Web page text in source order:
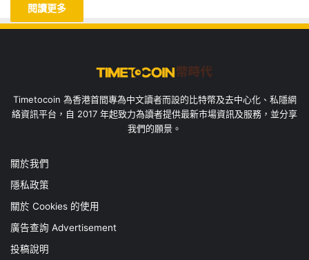
閱讀更多
Timetocoin 為香港首間專為中文讀者而設的比特幣及去中心化、私隱網
絡資訊平台，自 2017 年起致力為讀者提供最新市場資訊及服務，並分享
我們的願景。
關於我們
隱私政策
關於 Cookies 的使用
廣告查詢 Advertisement
投稿說明